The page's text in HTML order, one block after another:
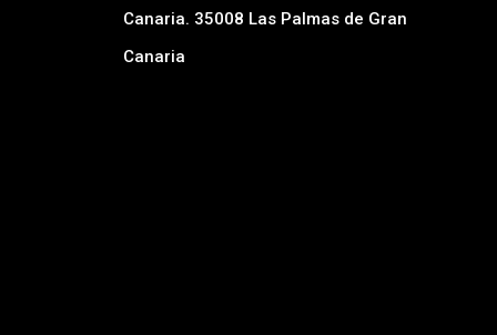
Canaria. 35008 Las Palmas de Gran
Canaria